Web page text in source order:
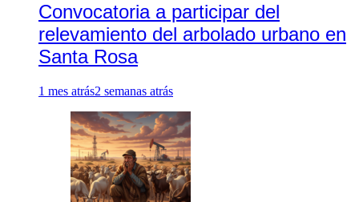
Convocatoria a participar del
relevamiento del arbolado urbano en
Santa Rosa
1 mes atrás2 semanas atrás